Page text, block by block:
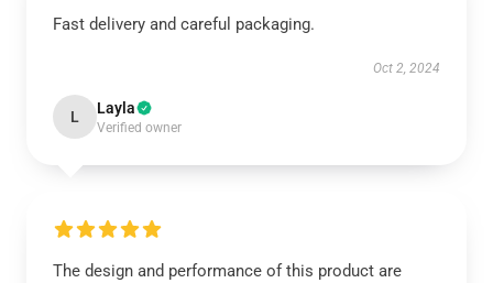
Fast delivery and careful packaging.
Oct 2, 2024
L Layla
Verified owner
The design and performance of this product are